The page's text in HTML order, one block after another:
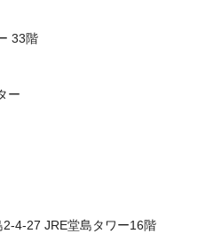
33階
ー
4-27 JRE堂島タワー16階